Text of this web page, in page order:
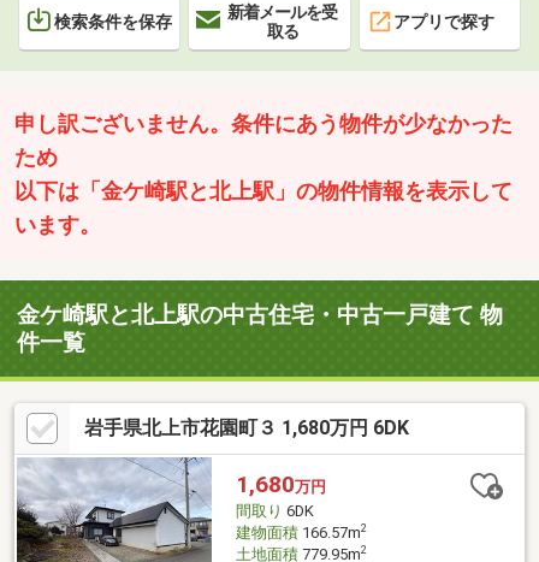
検索条件を保存
新着メールを受
取る
アプリで探す
申し訳ございません。条件にあう物件が少なかった
ため
以下は「金ケ崎駅と北上駅」の物件情報を表示して
います。
金ケ崎駅と北上駅の中古住宅・中古一戸建て 物
件一覧
岩手県北上市花園町３ 1,680万円 6DK
1,680万円
間取り 6DK
建物面積166.57m2
土地面積779.95m2